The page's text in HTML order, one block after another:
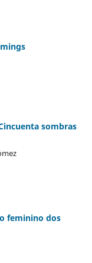
sombras
feminino dos